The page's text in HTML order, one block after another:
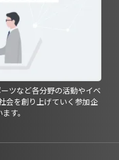
ツなど各分野の活動やイベ
会を創り上げていく参加企
す。